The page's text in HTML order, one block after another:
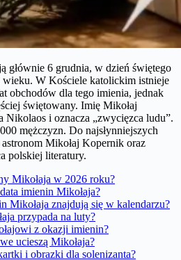
głównie 6 grudnia, w dzień świętego
W Kościele katolickim istnieje
obchodów dla tego imienia, jednak
świętowany. Imię Mikołaj
Nikolaos i oznacza „zwycięzca ludu”.
mężczyzn. Do najsłynniejszych
Mikołaj Kopernik oraz
polskiej literatury.
Mikołaja w 2026 roku?
imienin Mikołaja?
Mikołaja znajdują się w kalendarzu?
przypada na luty?
z okazji imienin?
ucieszą Mikołaja?
i obrazki dla solenizanta?